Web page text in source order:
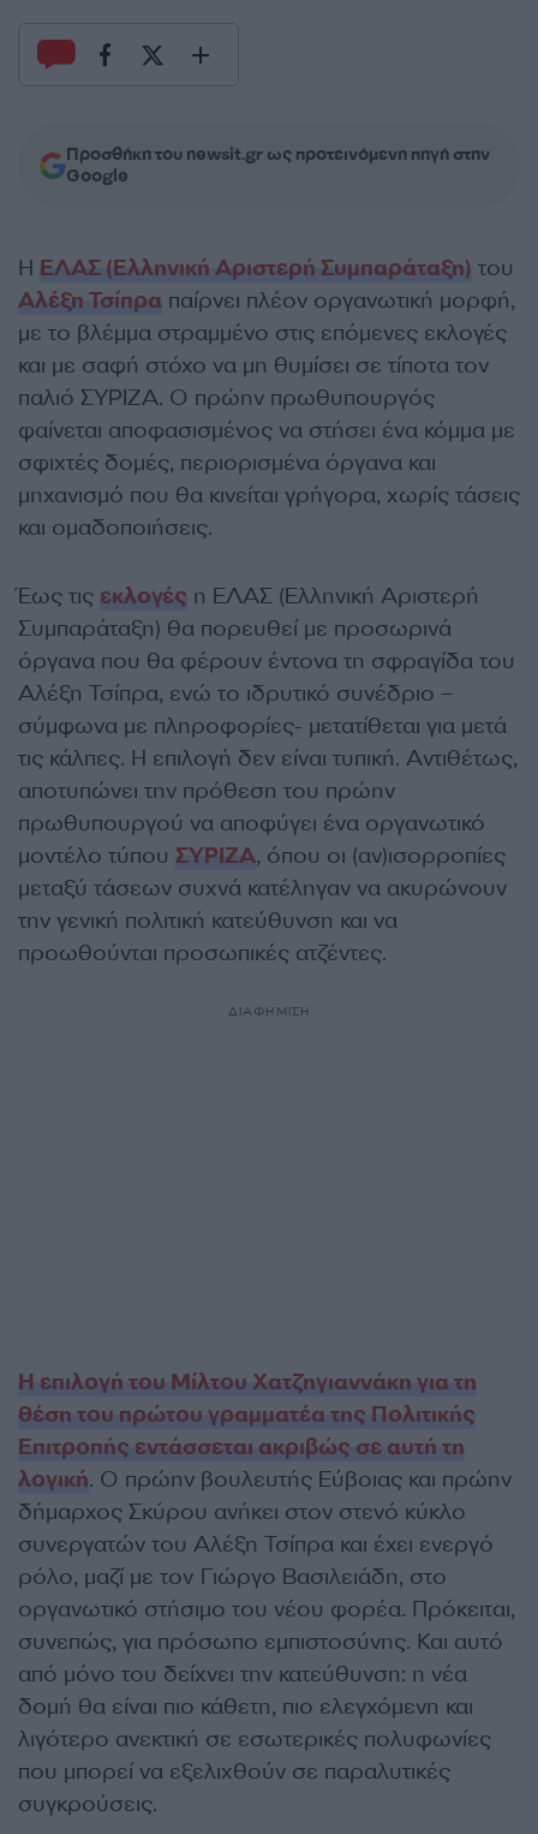
Προσθήκη του newsit.gr ως προτεινόμενη πηγή στην
Google
Η ΕΛΑΣ (Ελληνική Αριστερή Συμπαράταξη) του
Αλέξη Τσίπρα παίρνει πλέον οργανωτική μορφή,
με το βλέμμα στραμμένο στις επόμενες εκλογές
και με σαφή στόχο να μη θυμίσει σε τίποτα τον
παλιό ΣΥΡΙΖΑ. Ο πρώην πρωθυπουργός
φαίνεται αποφασισμένος να στήσει ένα κόμμα με
σφιχτές δομές, περιορισμένα όργανα και
μηχανισμό που θα κινείται γρήγορα, χωρίς τάσεις
και ομαδοποιήσεις.
Έως τις εκλογές η ΕΛΑΣ (Ελληνική Αριστερή
Συμπαράταξη) θα πορευθεί με προσωρινά
όργανα που θα φέρουν έντονα τη σφραγίδα του
Αλέξη Τσίπρα, ενώ το ιδρυτικό συνέδριο –
σύμφωνα με πληροφορίες- μετατίθεται για μετά
τις κάλπες. Η επιλογή δεν είναι τυπική. Αντιθέτως,
αποτυπώνει την πρόθεση του πρώην
πρωθυπουργού να αποφύγει ένα οργανωτικό
μοντέλο τύπου ΣΥΡΙΖΑ, όπου οι (αν)ισορροπίες
μεταξύ τάσεων συχνά κατέληγαν να ακυρώνουν
την γενική πολιτική κατεύθυνση και να
προωθούνται προσωπικές ατζέντες.
ΔΙΑΦΗΜΙΣΗ
Η επιλογή του Μίλτου Χατζηγιαννάκη για τη
θέση του πρώτου γραμματέα της Πολιτικής
Επιτροπής εντάσσεται ακριβώς σε αυτή τη
λογική. Ο πρώην βουλευτής Εύβοιας και πρώην
δήμαρχος Σκύρου ανήκει στον στενό κύκλο
συνεργατών του Αλέξη Τσίπρα και έχει ενεργό
ρόλο, μαζί με τον Γιώργο Βασιλειάδη, στο
οργανωτικό στήσιμο του νέου φορέα. Πρόκειται,
συνεπώς, για πρόσωπο εμπιστοσύνης. Και αυτό
από μόνο του δείχνει την κατεύθυνση: η νέα
δομή θα είναι πιο κάθετη, πιο ελεγχόμενη και
λιγότερο ανεκτική σε εσωτερικές πολυφωνίες
που μπορεί να εξελιχθούν σε παραλυτικές
συγκρούσεις.